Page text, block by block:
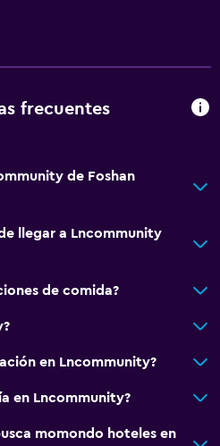
frecuentes
de Foshan
llegar a Lncommunity
de comida?
en Lncommunity?
en Lncommunity?
momondo hoteles en